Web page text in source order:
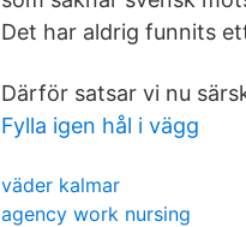
Det har aldrig funnits
Därför satsar vi nu
Fylla igen hål i vägg
väder kalmar
agency work nursing